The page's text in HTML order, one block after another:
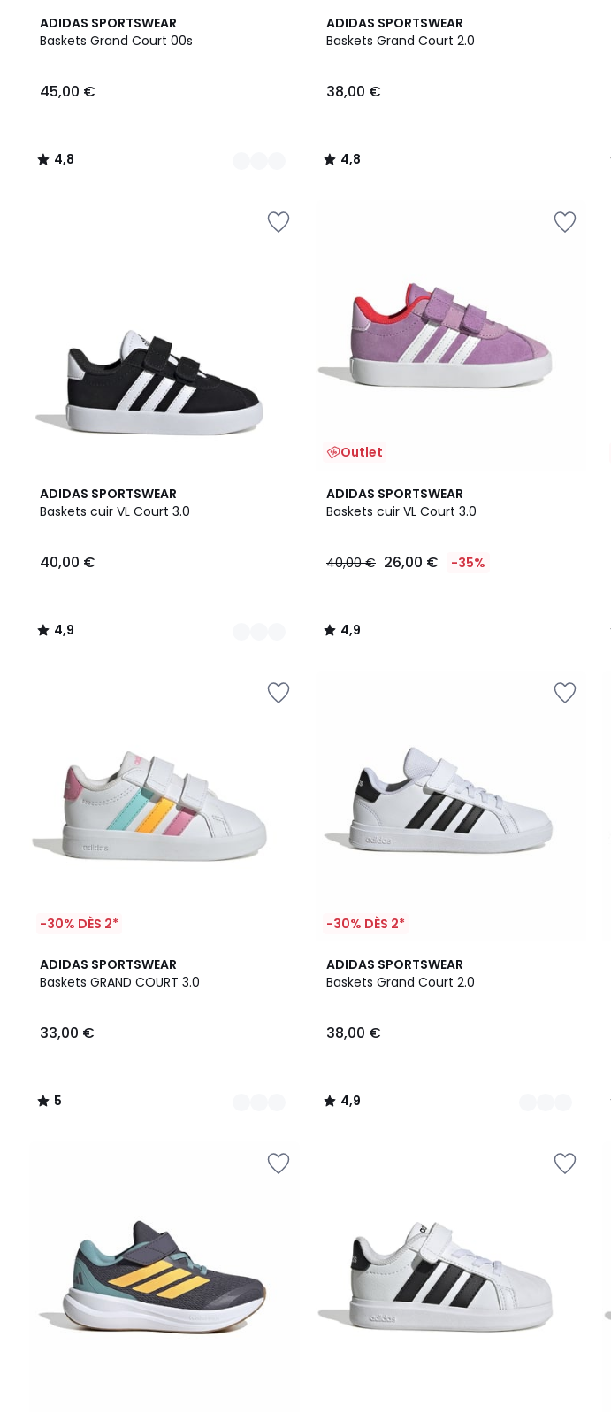
ADIDAS SPORTSWEAR
Baskets Grand Court 00s
45,00 €
4,8
/ 5
3
Couleurs
4,8
/
ADIDAS SPORTSWEAR
Baskets Grand Court 2.0
38,00 €
4,8
/ 5
4,8
/
ADIDAS SPORTSWEAR
Baskets cuir VL Court 3.0
40,00 €
4,9
/ 5
3
Couleurs
4,9
/
Outlet
ADIDAS SPORTSWEAR
Baskets cuir VL Court 3.0
40,00 € 26,00 € -35%
4,9
/ 5
4,9
/
-30% DÈS 2*
ADIDAS SPORTSWEAR
Baskets GRAND COURT 3.0
33,00 €
5
/
2
Couleurs
5
/
-30% DÈS 2*
ADIDAS SPORTSWEAR
Baskets Grand Court 2.0
38,00 €
4,9
/ 5
2
Couleurs
4,9
/